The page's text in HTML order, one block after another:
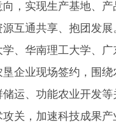
，实现生产基地、
互通共享、抱团发展
、华南理工大学、
企业现场签约，围绕
运、功能农业开发
关，加速科技成果产